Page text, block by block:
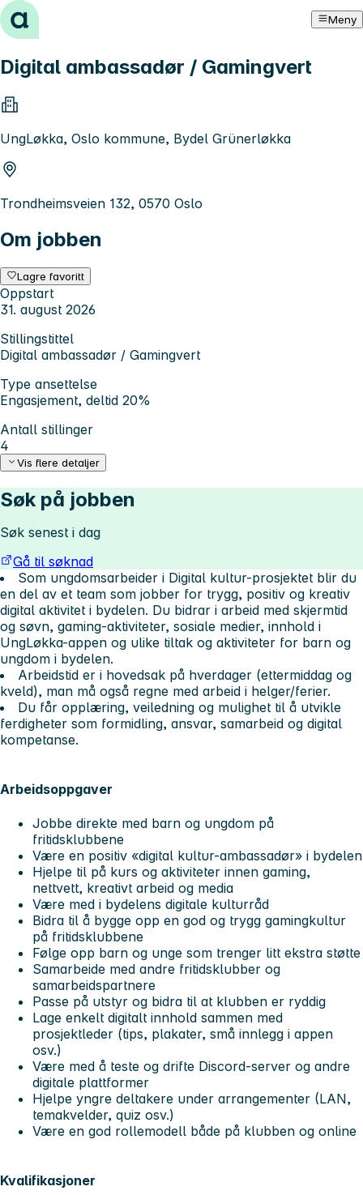
Hopp til innhold Meny
Digital ambassadør / Gamingvert
UngLøkka, Oslo kommune, Bydel Grünerløkka
Trondheimsveien 132, 0570 Oslo
Om jobben
Lagre favoritt
Oppstart
31. august 2026
Stillingstittel
Digital ambassadør / Gamingvert
Type ansettelse
Engasjement, deltid 20%
Antall stillinger
4
Vis flere detaljer
Søk på jobben
Søk senest i dag
Gå til søknad
Som ungdomsarbeider i Digital kultur-prosjektet blir du
en del av et team som jobber for trygg, positiv og kreativ
digital aktivitet i bydelen. Du bidrar i arbeid med skjermtid
og søvn, gaming-aktiviteter, sosiale medier, innhold i
UngLøkka-appen og ulike tiltak og aktiviteter for barn og
ungdom i bydelen.
Arbeidstid er i hovedsak på hverdager (ettermiddag og
kveld), man må også regne med arbeid i helger/ferier.
Du får opplæring, veiledning og mulighet til å utvikle
ferdigheter som formidling, ansvar, samarbeid og digital
kompetanse.
Arbeidsoppgaver
Jobbe direkte med barn og ungdom på
fritidsklubbene
Være en positiv «digital kultur-ambassadør» i bydelen
Hjelpe til på kurs og aktiviteter innen gaming,
nettvett, kreativt arbeid og media
Være med i bydelens digitale kulturråd
Bidra til å bygge opp en god og trygg gamingkultur
på fritidsklubbene
Følge opp barn og unge som trenger litt ekstra støtte
Samarbeide med andre fritidsklubber og
samarbeidspartnere
Passe på utstyr og bidra til at klubben er ryddig
Lage enkelt digitalt innhold sammen med
prosjektleder (tips, plakater, små innlegg i appen
osv.)
Være med å teste og drifte Discord-server og andre
digitale plattformer
Hjelpe yngre deltakere under arrangementer (LAN,
temakvelder, quiz osv.)
Være en god rollemodell både på klubben og online
Kvalifikasjoner